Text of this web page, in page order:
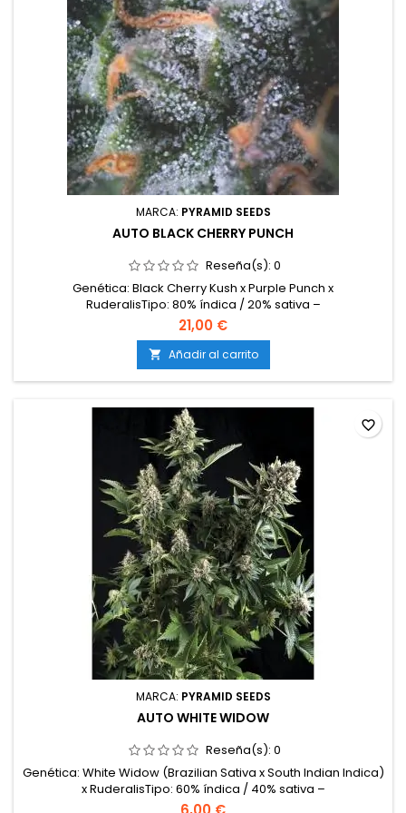
MARCA: PYRAMID SEEDS
AUTO BLACK CHERRY PUNCH
Reseña(s): 0
Genética: Black Cherry Kush x Purple Punch x
RuderalisTipo: 80% índica / 20% sativa –
AutoflorecienteContenido de THC: 18-20%Tiempo de
cultivo: 65-70 días desde germinaciónProducción en
interior: 450-500 g/m²Producción en exterior: 60-150
g/plantaAltura: 70-110 cm en interior; hasta 130 cm en
exteriorAromas y sabores: Dulces y...
21,00 €
 Añadir al carrito
MARCA: PYRAMID SEEDS
AUTO WHITE WIDOW
Reseña(s): 0
Genética: White Widow (Brazilian Sativa x South Indian Indica)
x RuderalisTipo: 60% índica / 40% sativa –
AutoflorecienteContenido de THC: 18-20%Tiempo de
favorite_border